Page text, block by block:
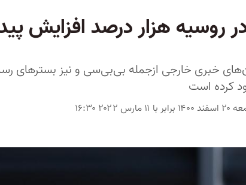
روسیه هزار درصد افزایش
خبری خارجی ازجمله بی‌بی‌سی و نیز بسترهای
کرده است
با ۱۱ مارس ۲۰۲۲ ۱۶:۳۰